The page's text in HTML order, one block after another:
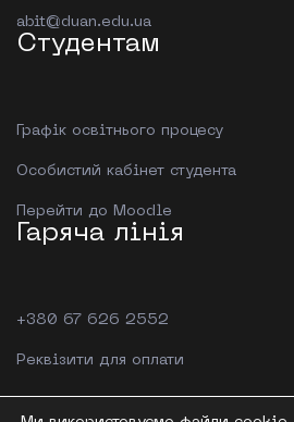
abit@duan.edu.ua
Студентам
Графік освітнього процесу
Особистий кабінет студента
Перейти до Moodle
Гаряча лінія
+380 67 626 2552
Реквізити для оплати